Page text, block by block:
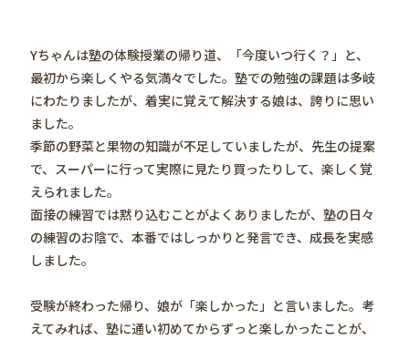
Yちゃんは塾の体験授業の帰り道、「今度いつ行く？」と、
最初から楽しくやる気満々でした。塾での勉強の課題は多岐
にわたりましたが、着実に覚えて解決する娘は、誇りに思い
ました。
季節の野菜と果物の知識が不足していましたが、先生の提案
で、スーパーに行って実際に見たり買ったりして、楽しく覚
えられました。
面接の練習では黙り込むことがよくありましたが、塾の日々
の練習のお陰で、本番ではしっかりと発言でき、成長を実感
しました。
受験が終わった帰り、娘が「楽しかった」と言いました。考
えてみれば、塾に通い初めてからずっと楽しかったことが、